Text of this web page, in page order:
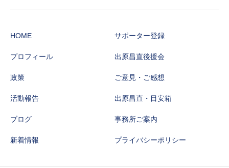
HOME
プロフィール
政策
活動報告
ブログ
新着情報
サポーター登録
出原昌直後援会
ご意見・ご感想
出原昌直・目安箱
事務所ご案内
プライバシーポリシー